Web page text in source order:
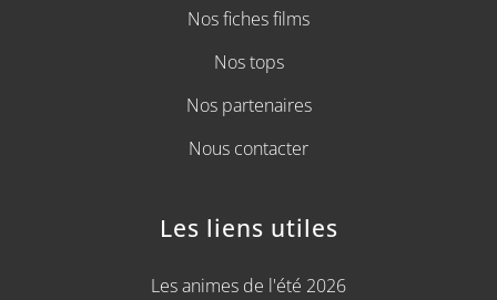
Nos fiches films
Nos tops
Nos partenaires
Nous contacter
Les liens utiles
Les animes de l'été 2026